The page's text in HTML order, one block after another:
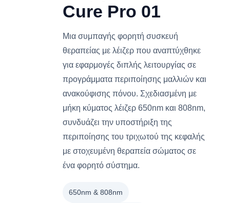
Cure Pro 01
Μια συμπαγής φορητή συσκευή
θεραπείας με λέιζερ που αναπτύχθηκε
για εφαρμογές διπλής λειτουργίας σε
προγράμματα περιποίησης μαλλιών και
ανακούφισης πόνου. Σχεδιασμένη με
μήκη κύματος λέιζερ 650nm και 808nm,
συνδυάζει την υποστήριξη της
περιποίησης του τριχωτού της κεφαλής
με στοχευμένη θεραπεία σώματος σε
ένα φορητό σύστημα.
650nm & 808nm